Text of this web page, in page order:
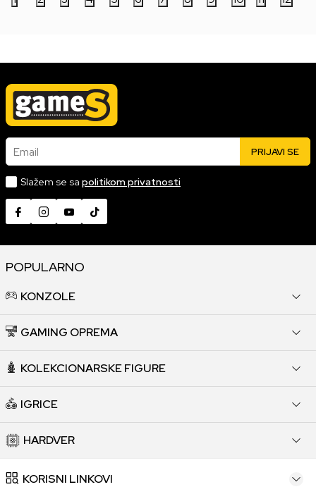
Email PRIJAVI SE
Slažem se sa politikom privatnosti
POPULARNO
KONZOLE
GAMING OPREMA
KOLEKCIONARSKE FIGURE
IGRICE
HARDVER
KORISNI LINKOVI